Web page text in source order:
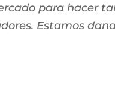
para hacer
Estamos